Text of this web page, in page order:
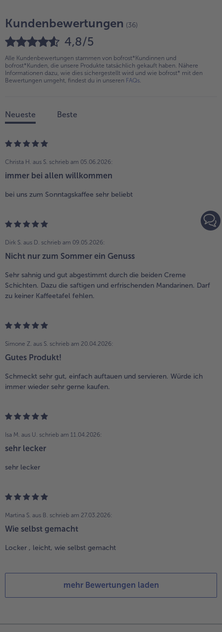
Kundenbewertungen (36)
4,8/5
Alle Kundenbewertungen stammen von bofrost*Kundinnen und
bofrost*Kunden, die unsere Produkte tatsächlich gekauft haben. Nähere
Informationen dazu, wie dies sichergestellt wird und wie bofrost* mit den
Bewertungen umgeht, findest du in unseren FAQs.
Neueste Beste
Christa H. aus S. schrieb am 05.06.2026:
immer bei allen willkommen
bei uns zum Sonntagskaffee sehr beliebt
Dirk S. aus D. schrieb am 09.05.2026:
Nicht nur zum Sommer ein Genuss
Sehr sahnig und gut abgestimmt durch die beiden Creme
Schichten. Dazu die saftigen und erfrischenden Mandarinen. Darf
zu keiner Kaffeetafel fehlen.
Simone Z. aus S. schrieb am 20.04.2026:
Gutes Produkt!
Schmeckt sehr gut, einfach auftauen und servieren. Würde ich
immer wieder sehr gerne kaufen.
Isa M. aus U. schrieb am 11.04.2026:
sehr lecker
sehr lecker
Martina S. aus B. schrieb am 27.03.2026:
Wie selbst gemacht
Locker , leicht, wie selbst gemacht
mehr Bewertungen laden